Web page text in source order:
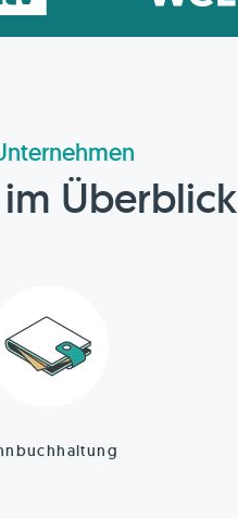
Überblick